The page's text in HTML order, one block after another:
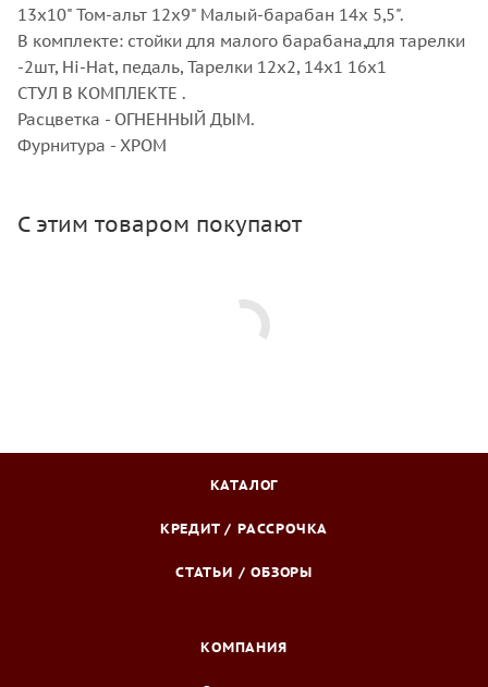
13x10" Том-альт 12x9" Малый-барабан 14x 5,5".
В комплекте: стойки для малого барабана,для тарелки
-2шт, Hi-Hat, педаль, Тарелки 12х2, 14х1 16х1
СТУЛ В КОМПЛЕКТЕ .
Расцветка - ОГНЕННЫЙ ДЫМ.
Фурнитура - ХРОМ
С этим товаром покупают
КАТАЛОГ
КРЕДИТ / РАССРОЧКА
СТАТЬИ / ОБЗОРЫ
КОМПАНИЯ